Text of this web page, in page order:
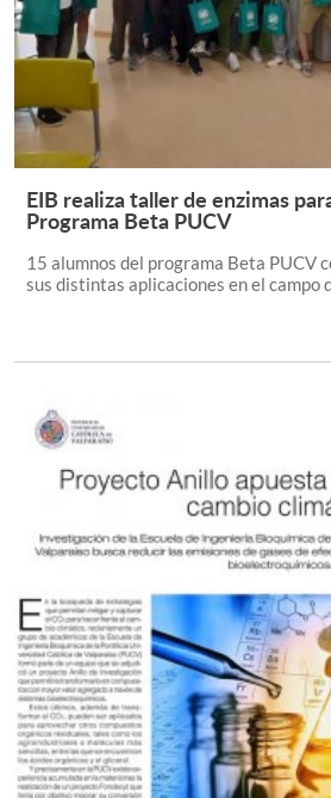
EIB realiza taller de enzimas
Programa Beta PUCV
15 alumnos del programa Beta PUCV
sus distintas aplicaciones en el campo